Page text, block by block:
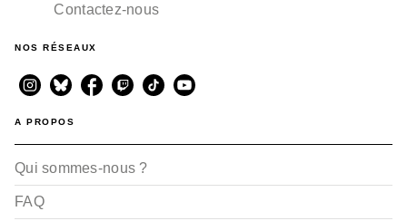
Contactez-nous
NOS RÉSEAUX
A PROPOS
Qui sommes-nous ?
FAQ